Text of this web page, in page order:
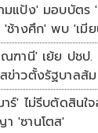
มแป้ง' มอบบัตร '
'ช้างศึก' พบ 'เมี
ฑานี' เย้ย ปชป.
ข่าวตั้งรัฐบาลส้
าร์' ไม่รีบตัดสิน
'ซานโตส'